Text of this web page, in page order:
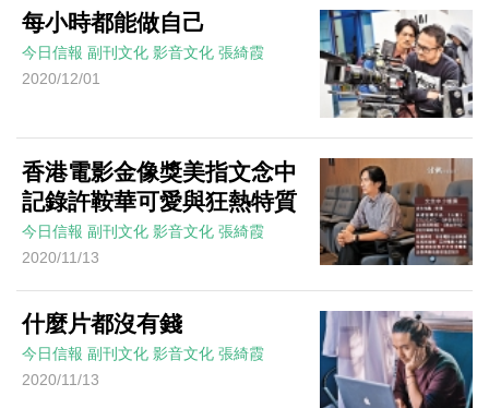
每小時都能做自己
今日信報 副刊文化 影音文化 張綺霞
2020/12/01
香港電影金像獎美指文念中
記錄許鞍華可愛與狂熱特質
今日信報 副刊文化 影音文化 張綺霞
2020/11/13
什麼片都沒有錢
今日信報 副刊文化 影音文化 張綺霞
2020/11/13